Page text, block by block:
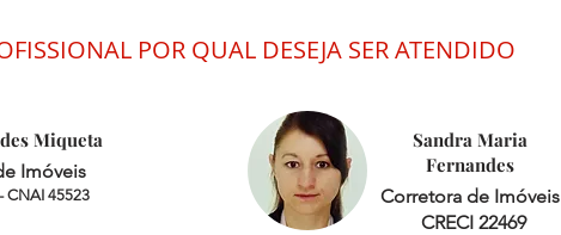
POR QUAL DESEJA SER ATENDIDO
Miqueta
Imóveis
CNAI 45523
Sandra Maria
Fernandes
Corretora de Imóveis
CRECI 22469